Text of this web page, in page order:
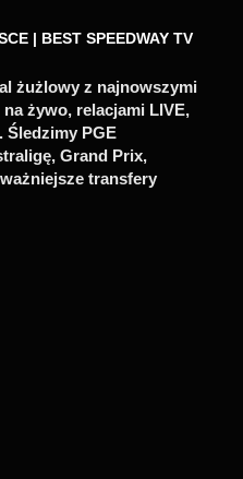
| BEST SPEEDWAY TV
żużlowy z najnowszymi
żywo, relacjami LIVE,
Śledzimy PGE
Grand Prix,
transfery